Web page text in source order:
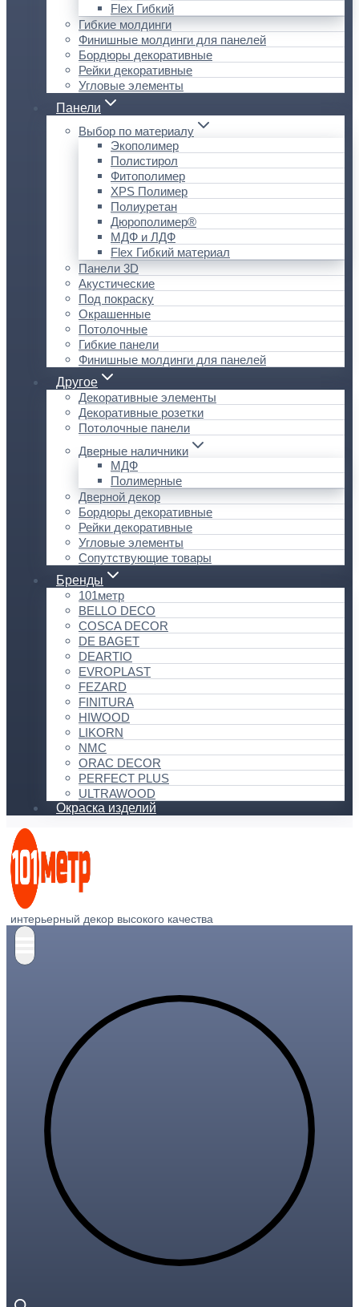
Flex Гибкий
Гибкие молдинги
Финишные молдинги для панелей
Бордюры декоративные
Рейки декоративные
Угловые элементы
Панели
Выбор по материалу
Экополимер
Полистирол
Фитополимер
XPS Полимер
Полиуретан
Дюрополимер®
МДФ и ЛДФ
Flex Гибкий материал
Панели 3D
Акустические
Под покраску
Окрашенные
Потолочные
Гибкие панели
Финишные молдинги для панелей
Другое
Декоративные элементы
Декоративные розетки
Потолочные панели
Дверные наличники
МДФ
Полимерные
Дверной декор
Бордюры декоративные
Рейки декоративные
Угловые элементы
Сопутствующие товары
Бренды
101метр
BELLO DECO
COSCA DECOR
DE BAGET
DEARTIO
EVROPLAST
FEZARD
FINITURA
HIWOOD
LIKORN
NMC
ORAC DECOR
PERFECT PLUS
ULTRAWOOD
Окраска изделий
интерьерный декор высокого качества